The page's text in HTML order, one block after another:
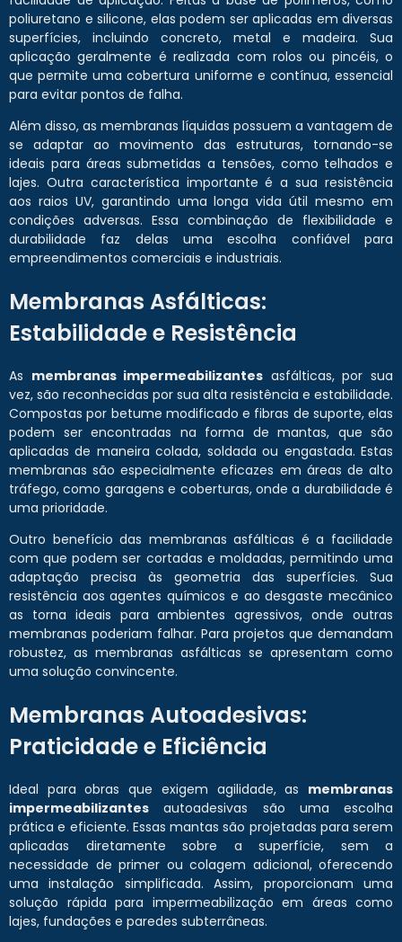
poliuretano e silicone, elas podem ser aplicadas em diversas
superfícies, incluindo concreto, metal e madeira. Sua
aplicação geralmente é realizada com rolos ou pincéis, o
que permite uma cobertura uniforme e contínua, essencial
para evitar pontos de falha.
Além disso, as membranas líquidas possuem a vantagem de
se adaptar ao movimento das estruturas, tornando-se
ideais para áreas submetidas a tensões, como telhados e
lajes. Outra característica importante é a sua resistência
aos raios UV, garantindo uma longa vida útil mesmo em
condições adversas. Essa combinação de flexibilidade e
durabilidade faz delas uma escolha confiável para
empreendimentos comerciais e industriais.
Membranas Asfálticas:
Estabilidade e Resistência
As membranas impermeabilizantes asfálticas, por sua
vez, são reconhecidas por sua alta resistência e estabilidade.
Compostas por betume modificado e fibras de suporte, elas
podem ser encontradas na forma de mantas, que são
aplicadas de maneira colada, soldada ou engastada. Estas
membranas são especialmente eficazes em áreas de alto
tráfego, como garagens e coberturas, onde a durabilidade é
uma prioridade.
Outro benefício das membranas asfálticas é a facilidade
com que podem ser cortadas e moldadas, permitindo uma
adaptação precisa às geometria das superfícies. Sua
resistência aos agentes químicos e ao desgaste mecânico
as torna ideais para ambientes agressivos, onde outras
membranas poderiam falhar. Para projetos que demandam
robustez, as membranas asfálticas se apresentam como
uma solução convincente.
Membranas Autoadesivas:
Praticidade e Eficiência
Ideal para obras que exigem agilidade, as membranas
impermeabilizantes autoadesivas são uma escolha
prática e eficiente. Essas mantas são projetadas para serem
aplicadas diretamente sobre a superfície, sem a
necessidade de primer ou colagem adicional, oferecendo
uma instalação simplificada. Assim, proporcionam uma
solução rápida para impermeabilização em áreas como
lajes, fundações e paredes subterrâneas.